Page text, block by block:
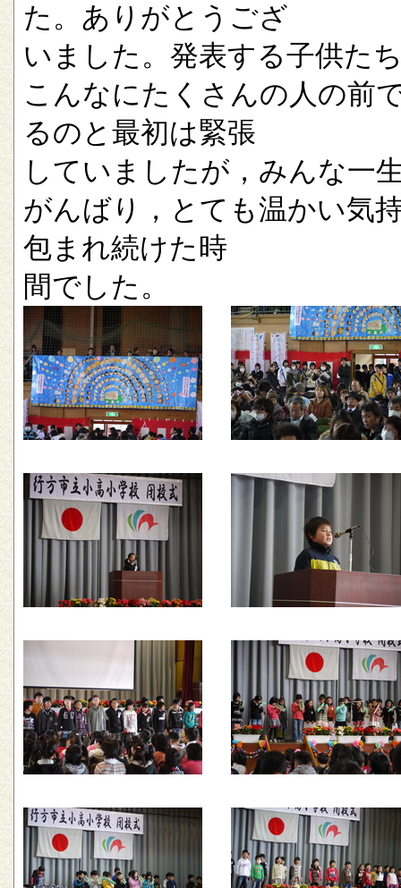
た。ありがとうござ
いました。発表する子供た
こんなにたくさんの人の前
るのと最初は緊張
していましたが，みんな一
がんばり，とても温かい気
包まれ続けた時
間でした。